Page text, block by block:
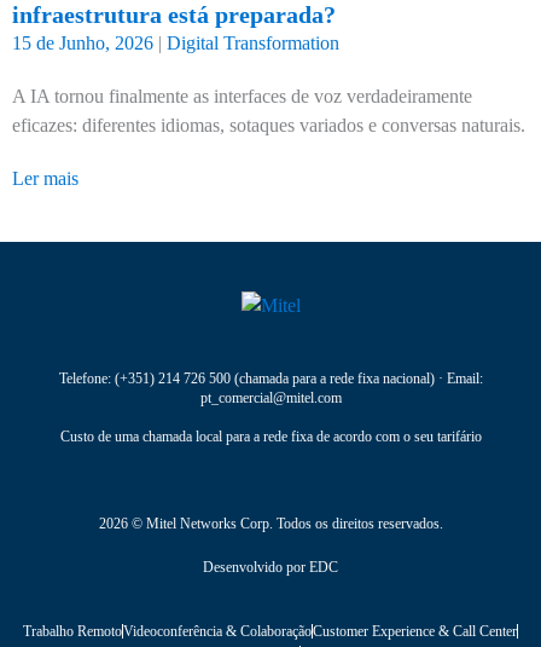
infraestrutura está preparada?
15 de Junho, 2026 | Digital Transformation
A IA tornou finalmente as interfaces de voz verdadeiramente
eficazes: diferentes idiomas, sotaques variados e conversas naturais.
Ler mais
Telefone: (+351) 214 726 500(chamada para a rede fixa nacional) · Email:
pt_comercial@mitel.com
Custo de uma chamada local para a rede fixa de acordo com o seu tarifário
2026 © Mitel Networks Corp. Todos os direitos reservados.
Desenvolvido por EDC
Trabalho RemotoVideoconferência & ColaboraçãoCustomer Experience & Call Center